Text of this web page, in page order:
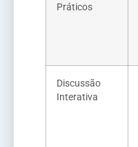
Práticos
Discussão
Interativa